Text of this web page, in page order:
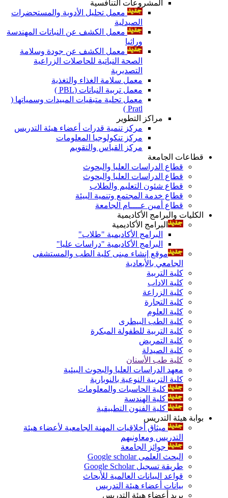
المشروعات التنافسية
معمل تحليل الأدوية والمستحضرات
الصيدلية
معمل الكشف عن النباتات المهندسة
وراثيا
معمل الكشف عن جودة وسلامة
الصحة النباتية للحاصلات الزراعية
التصديرية
معمل سلامة الغذاء والتغذية
معمل تربية النباتات (PBL )
معمل تحلية متبقيات المبيدات وسمياتها (
Pratl )
مراكز التطوير
مركز تنمية قدرات أعضاء هيئة التدريس
مركز تنكولوجيا المعلومات
مركز القياس والتقويم
قطاعات الجامعة
قطاع الدراسات العليا والبحوث
قطاع الدراسات العليا والبحوث
قطاع شئون التعليم والطلاب
قطاع خدمة المجتمع وتنمية البيئة
قطاع أمين عــــام الجامعة
الكليات والبرامج الأكاديمية
البرامج الأكاديمية
البرامج الأكاديمية "طلاب"
البرامج الأكاديمية "دراسات عليا"
موقع إنشاء مبنى كلية الطب والمستشفى
الجامعي بالأبعادية
كلية التربية
كلية الاداب
كلية الزراعة
كلية التجارة
كلية العلوم
كلية الطب البيطرى
كلية التربية للطفولة المبكرة
كلية التمريض
كلية الصيدلة
كلية طب الأسنان
معهد الدراسات العليا والبحوث البيئية
كلية التربية النوعية بالنوبارية
كلية الحاسبات والمعلومات
كلية الهندسة
كلية الفنون التطبيقية
بوابة هيئة التدريس
ميثاق أخلاقيات المهنة الجامعية لأعضاء هيئة
التدريس ومعاونيهم
جوائز الجامعة
البحث العلمى Google scholar
طريقة تسجيل Google Scholar
قواعد البيانات العالمية للأبحاث
بيانات أعضاء هيئة التدريس
بريد أعضاء هيئة التدريس